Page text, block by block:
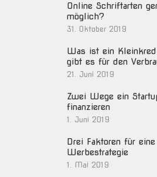
Online Schriftarten
möglich?
31. Oktober 2019
Was ist ein
gibt es für den
21. Juni 2019
Zwei Wege ein
finanzieren
1. Juni 2019
Drei Faktoren für
Werbestrategie
1. Mai 2019